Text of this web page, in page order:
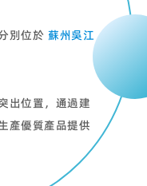
別位於 蘇州吳江
出位置，通過建
產優質產品提供